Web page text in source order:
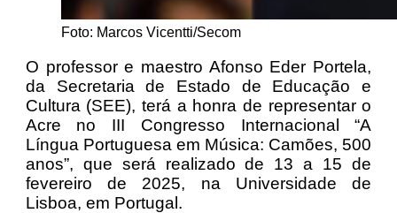
Foto: Marcos Vicentti/Secom
O professor e maestro Afonso Eder Portela,
da Secretaria de Estado de Educação e
Cultura (SEE), terá a honra de representar o
Acre no III Congresso Internacional “A
Língua Portuguesa em Música: Camões, 500
anos”, que será realizado de 13 a 15 de
fevereiro de 2025, na Universidade de
Lisboa, em Portugal.